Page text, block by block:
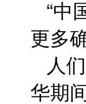
“中
更多
人
华期